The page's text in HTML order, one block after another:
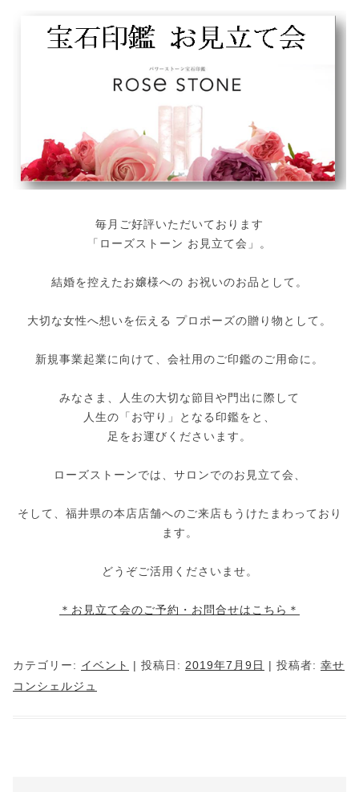
毎月ご好評いただいております
「ローズストーン お見立て会」。
結婚を控えたお嬢様への お祝いのお品として。
大切な女性へ想いを伝える プロポーズの贈り物として。
新規事業起業に向けて、会社用のご印鑑のご用命に。
みなさま、人生の大切な節目や門出に際して
人生の「お守り」となる印鑑をと、
足をお運びくださいます。
ローズストーンでは、サロンでのお見立て会、
そして、福井県の本店店舗へのご来店もうけたまわっており
ます。
どうぞご活用くださいませ。
＊お見立て会のご予約・お問合せはこちら＊
カテゴリー: イベント | 投稿日: 2019年7月9日 | 投稿者: 幸せ
コンシェルジュ